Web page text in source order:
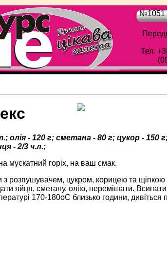
№1051
Тел.
олія - 120 г; сметана - 80 г; цукор - 150
- 2/3 ч.л.;
мускатний горіх, на ваш смак.
з розпушувачем, цукром, корицею та
яйця, сметану, олію, перемішати.
170-180оС близько години, дивіться